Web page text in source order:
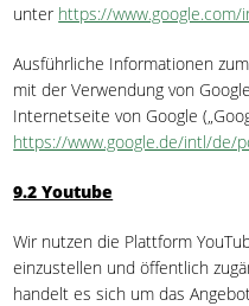
unter https://
Ausführliche Informationen
mit der Verwendung von
Internetseite von Google
https://www.google.de/intl/de/
9.2 Youtube
Wir nutzen die Plattform
einzustellen und öffentlich
handelt es sich um das